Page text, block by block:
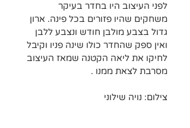
לפני העיצוב היו בחדר בעיקר
משחקים שהיו פזורים בכל פינה. ארון
גדול בצבע מולבן חודש ונצבע ללבן
ואין ספק שהחדר כולו שינה פניו וקיבל
לחיקו את ליאה הקטנה שמאז העיצוב
מסרבת לצאת ממנו .
צילום: נויה שילוני